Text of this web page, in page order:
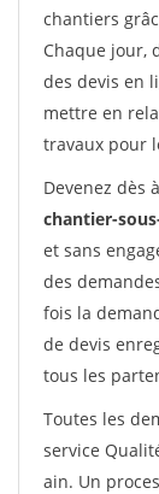
chantiers
Chaque jour,
des devis en
mettre en
travaux pour
Devenez dès
chantier-
et sans
des
fois la
de devis
tous les
Toutes les
service
ain. Un